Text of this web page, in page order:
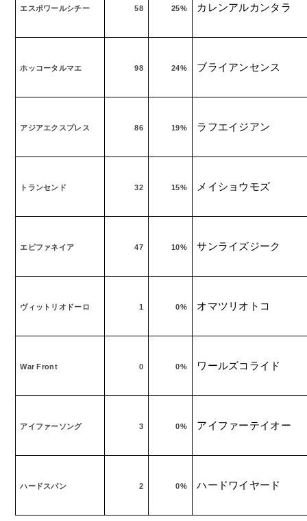
エスポワールシチー 58 25% カレンアルカンタラ
ホッコータルマエ 98 24% ブライアンセンス
アジアエクスプレス 86 19% ラフエイジアン
トランセンド 32 15% メイショウモズ
エピファネイア 47 10% サンライズジーク
ヴィットリオドーロ 1 0% オマツリオトコ
War Front 0 0% ワールズコライド
アイファーソング 3 0% アイファーテイオー
ハードスパン 2 0% ハードワイヤード